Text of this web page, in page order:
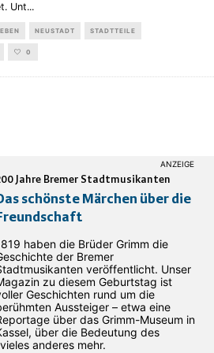
Unt...
NEUSTADT STADTTEILE
0
Jahre Bremer Stadtmusikanten
schönste Märchen über die
haben die Brüder Grimm die
der Bremer
veröffentlicht. Unser
zu diesem Geburtstag ist
Geschichten rund um die
Aussteiger – etwa eine
über das Grimm-Museum in
über die Bedeutung des
anderes mehr.